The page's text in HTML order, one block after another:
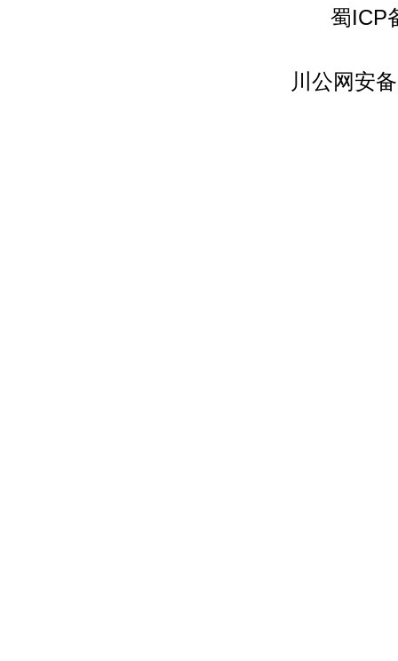
蜀ICP
川公网安